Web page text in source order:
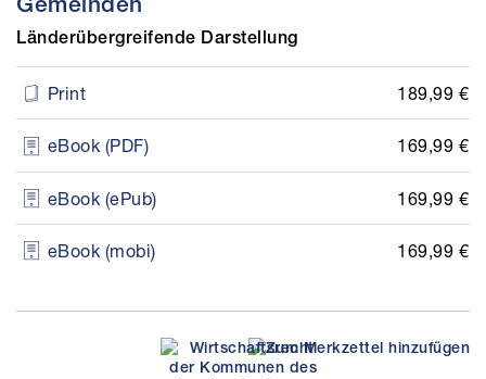
Länderübergreifende Darstellung
Print 189,99 €
eBook (PDF) 169,99 €
eBook (ePub) 169,99 €
eBook (mobi) 169,99 €